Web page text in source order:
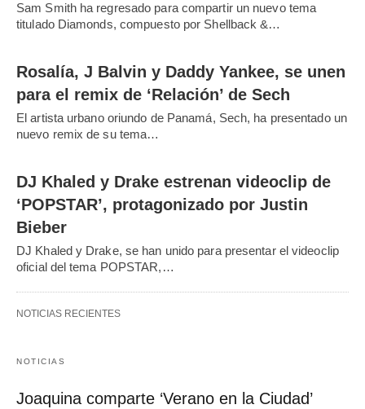
Sam Smith ha regresado para compartir un nuevo tema
titulado Diamonds, compuesto por Shellback &…
Rosalía, J Balvin y Daddy Yankee, se unen
para el remix de ‘Relación’ de Sech
El artista urbano oriundo de Panamá, Sech, ha presentado un
nuevo remix de su tema…
DJ Khaled y Drake estrenan videoclip de
‘POPSTAR’, protagonizado por Justin
Bieber
DJ Khaled y Drake, se han unido para presentar el videoclip
oficial del tema POPSTAR,…
NOTICIAS RECIENTES
NOTICIAS
Joaquina comparte ‘Verano en la Ciudad’